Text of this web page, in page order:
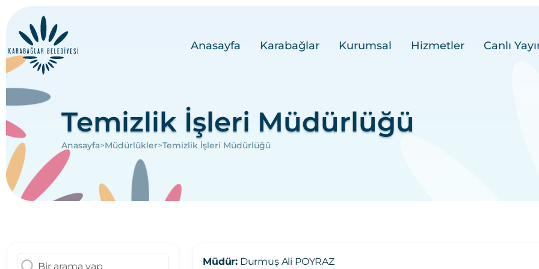
Anasayfa Karabağlar Kurumsal Hizmetler Canlı
Temizlik İşleri Müdürlüğü
Anasayfa>Müdürlükler>Temizlik İşleri Müdürlüğü
Müdür: Durmuş Ali POYRAZ